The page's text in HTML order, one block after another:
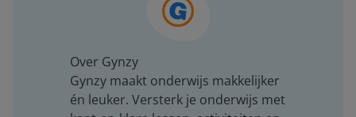
Over Gynzy
Gynzy maakt onderwijs makkelijker
én leuker. Versterk je onderwijs met